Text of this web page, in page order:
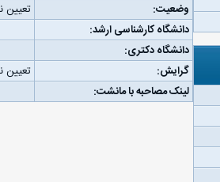
وضعیت:
تعیین
دانشگاه کارشناسی ارشد:
دانشگاه دکتری:
گرایش:
تعیین
لینک مصاحبه با مانشت: